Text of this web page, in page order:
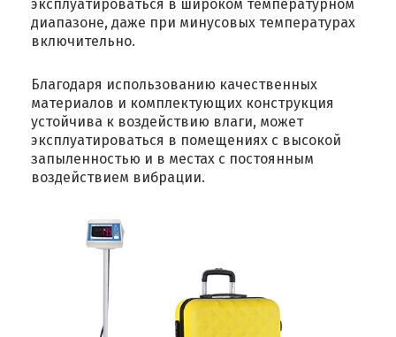
эксплуатироваться в широком температурном
диапазоне, даже при минусовых температурах
включительно.
Благодаря использованию качественных
материалов и комплектующих конструкция
устойчива к воздействию влаги, может
эксплуатироваться в помещениях с высокой
запыленностью и в местах с постоянным
воздействием вибрации.